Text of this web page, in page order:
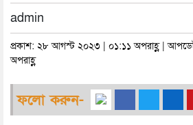
admin
প্রকাশ: ২৮ আগস্ট ২০২৩ | ০১:১১ অপরাহ্ণ |
অপরাহ্ণ
ফলো করুন-